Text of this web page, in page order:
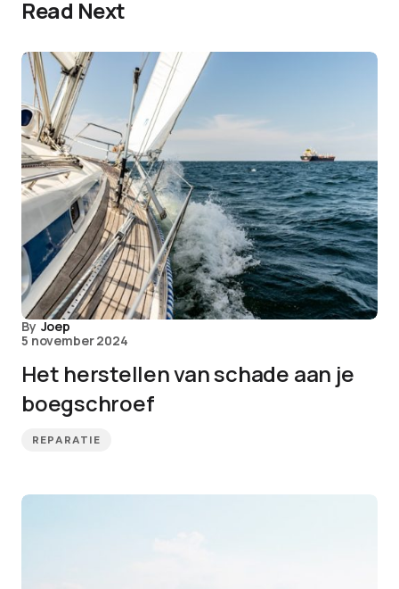
Read Next
By Joep
5 november 2024
Het herstellen van schade aan je
boegschroef
REPARATIE